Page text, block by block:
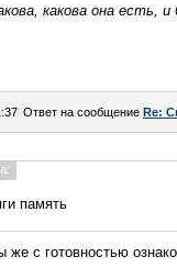
какова она есть,
Ответ на сообщение Re:
память
же с готовностью